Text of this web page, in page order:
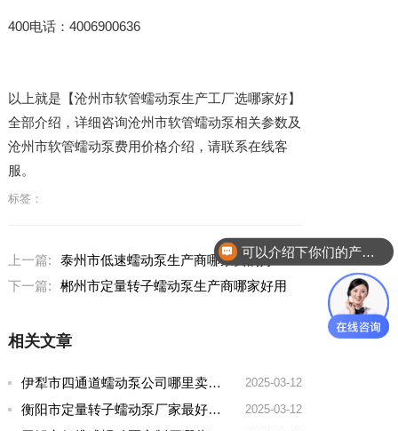
400电话：4006900636
以上就是【沧州市软管蠕动泵生产工厂选哪家好】
全部介绍，详细咨询沧州市软管蠕动泵相关参数及
沧州市软管蠕动泵费用价格介绍，请联系在线客
服。
标签：
上一篇:
泰州市低速蠕动泵生产商哪家卖的好
下一篇:
郴州市定量转子蠕动泵生产商哪家好用
相关文章
2025-03-12
伊犁市四通道蠕动泵公司哪里卖的多一点啊
2025-03-12
衡阳市定量转子蠕动泵厂家最好的品牌有哪些
可以介绍下你们的产品么？